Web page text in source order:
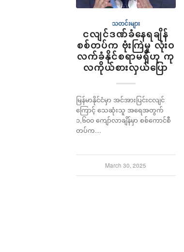
သတင်းများ
ငလျင်ဒဏ်ခံနေရချိန်
စစ်တပ်က ဗုံးကြဲမှု လုံးဝ
လက်ခံနိုင်စရာမရှိဟု ကု
လကိုယ်စားလှယ်ပြော
မြန်မာနိုင်ငံမှာ အင်အားပြင်းငလျင်
ကြောင့် သေဆုံးသူ အရေအတွက်
၁,၆၀၀ ကျော်လာချိန်မှာ စစ်ကောင်စီ
တပ်က…
March 30, 2025